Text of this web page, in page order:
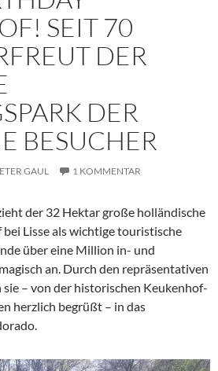
SEIT 70
DER
DER
BESUCHER
GAUL 1 KOMMENTAR
der 32 Hektar große holländische
Lisse als wichtige touristische
über eine Million in- und
an. Durch den repräsentativen
– von der historischen Keukenhof-
herzlich begrüßt – in das